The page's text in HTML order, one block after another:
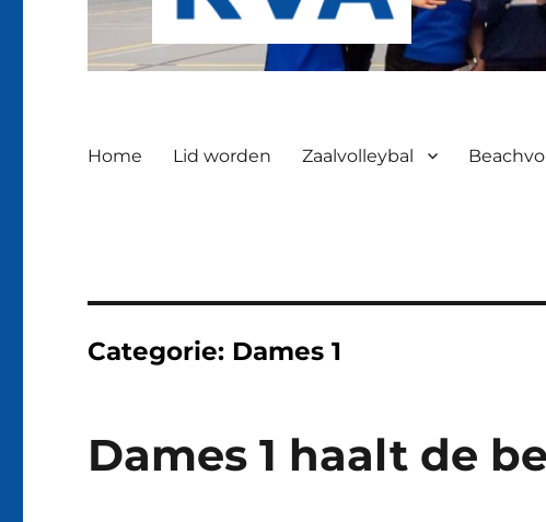
Home Lid worden Zaalvolleybal
Categorie: Dames 1
Dames 1 haalt de